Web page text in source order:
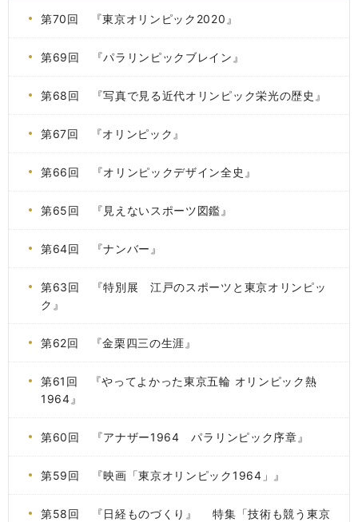
第70回 『東京オリンピック2020』
第69回 『パラリンピックブレイン』
第68回 『写真で見る近代オリンピック栄光の歴史』
第67回 『オリンピック』
第66回 『オリンピックデザイン全史』
第65回 『見えないスポーツ図鑑』
第64回 『ナンバー』
第63回 『特別展 江戸のスポーツと東京オリンピッ
ク』
第62回 『金栗四三の生涯』
第61回 『やってよかった東京五輪 オリンピック熱
1964』
第60回 『アナザー1964 パラリンピック序章』
第59回 『映画「東京オリンピック1964」』
第58回 『日経ものづくり』 特集「技術も競う東京